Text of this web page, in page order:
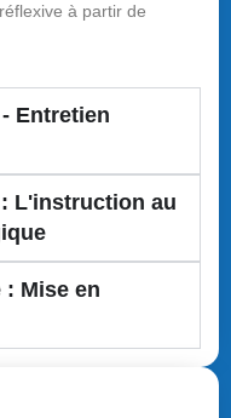
à partir de
Entretien
L'instruction au
Mise en